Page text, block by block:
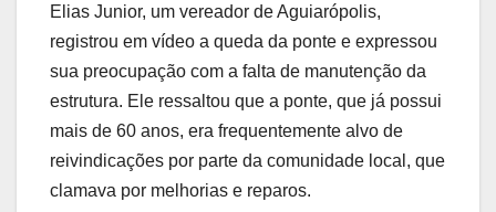
Elias Junior, um vereador de Aguiarópolis,
registrou em vídeo a queda da ponte e expressou
sua preocupação com a falta de manutenção da
estrutura. Ele ressaltou que a ponte, que já possui
mais de 60 anos, era frequentemente alvo de
reivindicações por parte da comunidade local, que
clamava por melhorias e reparos.